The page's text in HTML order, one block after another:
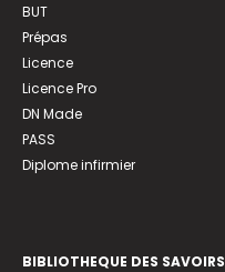
BUT
Prépas
Licence
Licence Pro
DN Made
PASS
Diplome infirmier
BIBLIOTHEQUE DES SAVOIRS